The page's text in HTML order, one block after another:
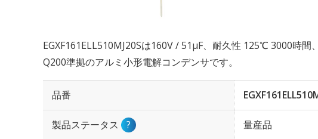
EGXF161ELL510MJ20Sは160V / 51µF、耐久性 125℃ 3000時
Q200準拠のアルミ小形電解コンデンサです。
品番
製品ステータス ? 量産品